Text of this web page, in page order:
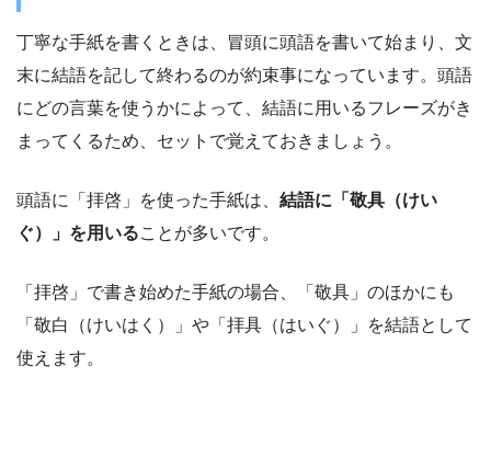
丁寧な手紙を書くときは、冒頭に頭語を書いて始まり、文
末に結語を記して終わるのが約束事になっています。頭語
にどの言葉を使うかによって、結語に用いるフレーズがき
まってくるため、セットで覚えておきましょう。
頭語に「拝啓」を使った手紙は、 結語に「敬具（けい
ぐ）」を用いることが多いです。
「拝啓」で書き始めた手紙の場合、「敬具」のほかにも
「敬白（けいはく）」や「拝具（はいぐ）」を結語として
使えます。